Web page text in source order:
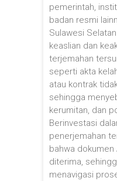
pemerintah,
badan resmi
Sulawesi
keaslian dan
terjemahan
seperti akta
atau kontrak
sehingga
kerumitan, dan
Berinvestasi
penerjemahan
bahwa dokumen
diterima,
menavigasi